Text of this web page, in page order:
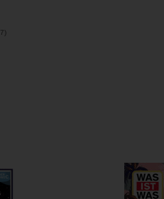
)